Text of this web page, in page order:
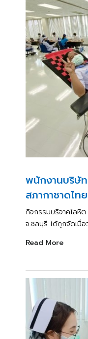
พนักงานบริษัท
สภากาชาดไทย
กิจกรรมบริจาคโลหิ
จ.ชลบุรี ได้ถูกจัดเมื่
Read More